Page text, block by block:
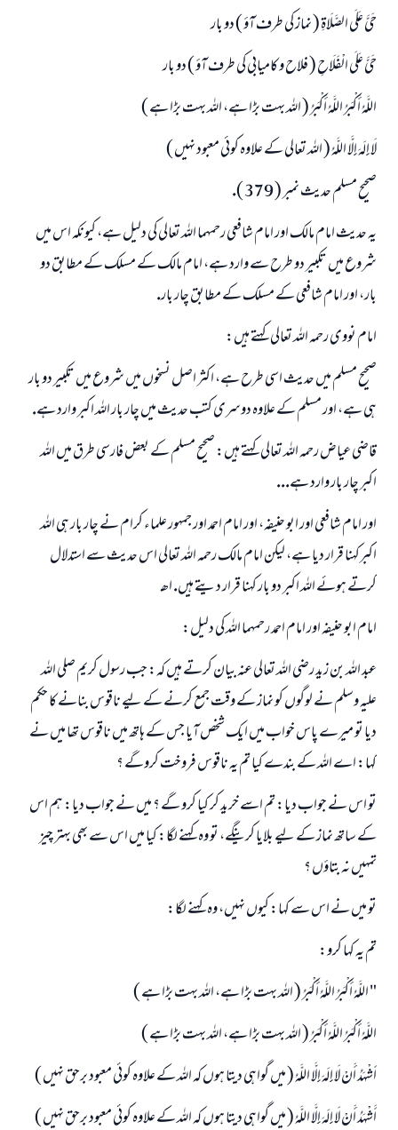
حَيَّ عَلَى الصَّلَاةِ ( نماز كى طرف آؤ ) دو بار
حَيَّ عَلَى الْفَلَاحِ ( فلاح و كاميابى كى طرف آؤ ) دو بار
اللَّهُ أَكْبَرُ اللَّهُ أَكْبَرُ ( اللہ بہت بڑا ہے، اللہ بہت بڑا ہے )
لَا إِلَهَ إِلَّا اللَّهُ ( اللہ تعالى كے علاوہ كوئى معبود نہيں )
صحيح مسلم حديث نمبر ( 379 ).
يہ حديث امام مالك اور امام شافعى رحمہما اللہ تعالى كى دليل ہے، كيونكہ اس ميں
شروع ميں تكبير دو طرح سے وارد ہے، امام مالك كے مسلك كے مطابق دو
بار، اور امام شافعى كے مسلك كے مطابق چار بار.
امام نووى رحمہ اللہ تعالى كہتے ہيں:
صحيح مسلم ميں حديث اسى طرح ہے، اكثر اصل نسخوں ميں شروع ميں تكبير دو بار
ہى ہے، اور مسلم كے علاوہ دوسرى كتب حديث ميں چار بار اللہ اكبر وارد ہے.
قاضى عياض رحمہ اللہ تعالى كہتے ہيں: صحيح مسلم كے بعض فارسى طرق ميں اللہ
اكبر چار بار وارد ہے...
اور امام شافعى اور ابو حنيفہ، اور امام احمد اور جمہور علماء كرام نے چار بار ہى اللہ
اكبركہنا قرار ديا ہے، ليكن امام مالك رحمہ اللہ تعالى اس حديث سے استدلال
كرتے ہوئے اللہ اكبر دو بار كہنا قرار ديتے ہيں. اھـ
امام ابو حنيفہ اور امام احمد رحمہما اللہ كى دليل:
عبد اللہ بن زيد رضى اللہ تعالى عنہ بيان كرتے ہيں كہ: جب رسول كريم صلى اللہ
عليہ وسلم نے لوگوں كو نماز كے وقت جمع كرنے كے ليے ناقوس بنانے كا حكم
ديا تو ميرے پاس خواب ميں ايك شخص آيا جس كے ہاتھ ميں ناقوس تھا ميں نے
كہا: اے اللہ كے بندے كيا تم يہ ناقوس فروخت كروگے ؟
تو اس نے جواب ديا: تم اسے خريد كر كيا كرو گے ؟ ميں نے جواب ديا: ہم اس
كے ساتھ نماز كے ليے بلايا كرينگے، تو وہ كہنے لگا: كيا ميں اس سے بھى بہتر چيز
تمہيں نہ بتاؤں ؟
تو ميں نے اس سے كہا: كيوں نہيں، وہ كہنے لگا:
تم يہ كہا كرو:
" اللَّهُ أَكْبَرُ اللَّهُ أَكْبَرُ ( اللہ بہت بڑا ہے، اللہ بہت بڑا ہے )
اللَّهُ أَكْبَرُ اللَّهُ أَكْبَرُ ( اللہ بہت بڑا ہے، اللہ بہت بڑا ہے )
َأشْهَدُ أَنْ لَا إِلَهَ إِلَّا اللَّهُ ( ميں گواہى ديتا ہوں كہ اللہ كے علاوہ كوئى معبود برحق نہيں )
أَشْهَدُ أَنْ لَا إِلَهَ إِلَّا اللَّهُ ( ميں گواہى ديتا ہوں كہ اللہ كے علاوہ كوئى معبود برحق نہيں )
جواب نمبر 110845 نے نکاح ٹوٹنے سے بچایا۔
امت مسلمہ کے واسطے جوابات پیش کرنے کے لیے ہماری مدد کریں